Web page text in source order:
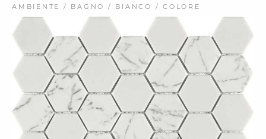
AMBIENTE / BAGNO / BIANCO / COLORE